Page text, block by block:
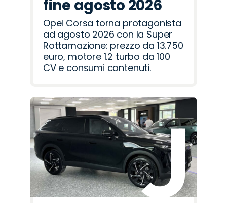
fine agosto 2026
Opel Corsa torna protagonista
ad agosto 2026 con la Super
Rottamazione: prezzo da 13.750
euro, motore 1.2 turbo da 100
CV e consumi contenuti.